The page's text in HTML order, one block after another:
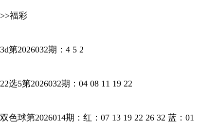
>>福彩
3d第2026032期：4 5 2
22选5第2026032期：04 08 11 19 22
双色球第2026014期：红：07 13 19 22 26 32 蓝：01